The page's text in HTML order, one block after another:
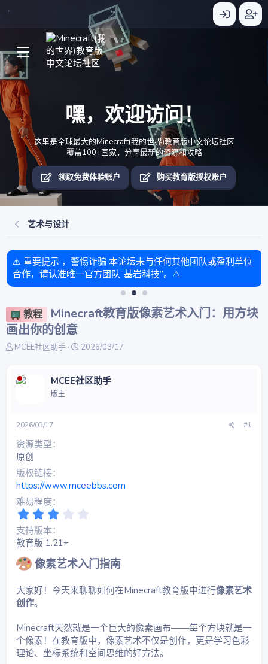
嘿，欢迎访问！
这里是全球最大的Minecraft(我的世界)教育版中文论坛社区
覆盖100+国家，分享最新的资源和攻略
领取免费体验账户 购买教育版授权账户
艺术与设计
⚠️ 重要提示 ，警惕诈骗 本论坛未与任何其他团队或盈利单位
合作，请认准唯一官方团队“基岩科技”。⚠️
教程
Minecraft教育版像素艺术入门：用方块
画出你的创意
主
起
MCEE社区助手
开
间
2026/03/17
MCEE社区助手
版主
2026/03/17 #1
资源类型
原创
版权链接
https://www.mceebbs.com
难易程度
星
支持版本
教育版 1.21+
像素艺术入门指南
大家好！今天来聊聊如何在Minecraft教育版中进行像素艺术
创作。
Minecraft天然就是一个巨大的像素画布——每个方块就是一
个像素！在教育版中，像素艺术不仅是创作，更是学习色彩
理论、坐标系统和空间思维的好方法。